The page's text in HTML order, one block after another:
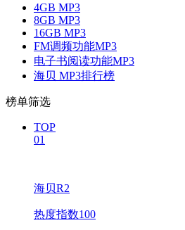
4GB MP3
8GB MP3
16GB MP3
FM调频功能MP3
电子书阅读功能MP3
海贝 MP3排行榜
榜单筛选
TOP
01
海贝R2
热度指数100